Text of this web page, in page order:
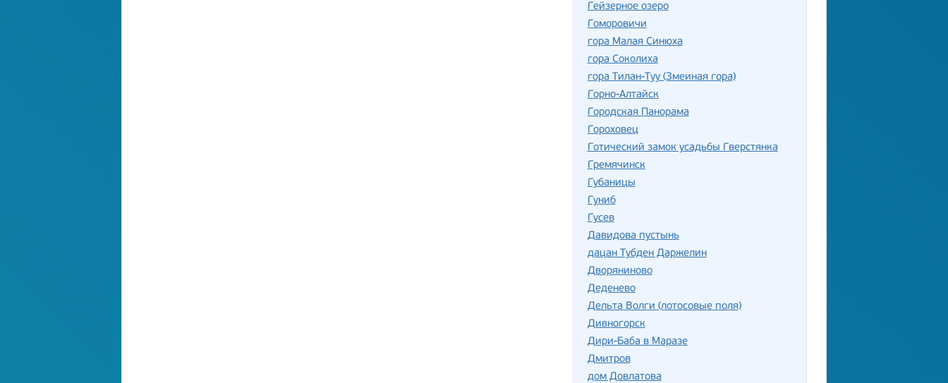
Гейзерное озеро
Гоморовичи
гора Малая Синюха
гора Соколиха
гора Тилан-Туу (Змеиная гора)
Горно-Алтайск
Городская Панорама
Гороховец
Готический замок усадьбы Гверстянка
Гремячинск
Губаницы
Гуниб
Гусев
Давидова пустынь
дацан Тубден Даржелин
Дворяниново
Деденево
Дельта Волги (лотосовые поля)
Дивногорск
Дири-Баба в Маразе
Дмитров
дом Довлатова